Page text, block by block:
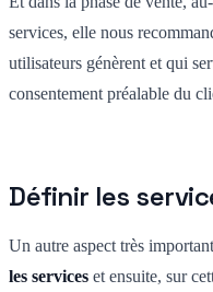
services, elle nous
utilisateurs génèrent et qui
consentement préalable du
Définir les
Un autre aspect très
les services et ensuite, sur